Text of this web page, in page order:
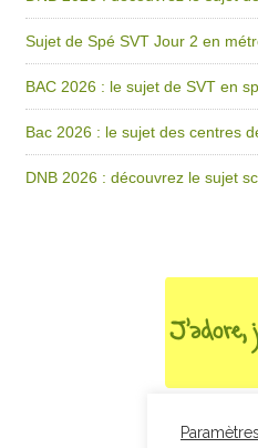
Sujet de Spé SVT Jour 2 en
BAC 2026 : le sujet de SVT en
Bac 2026 : le sujet des centres
DNB 2026 : découvrez le sujet
Paramètres